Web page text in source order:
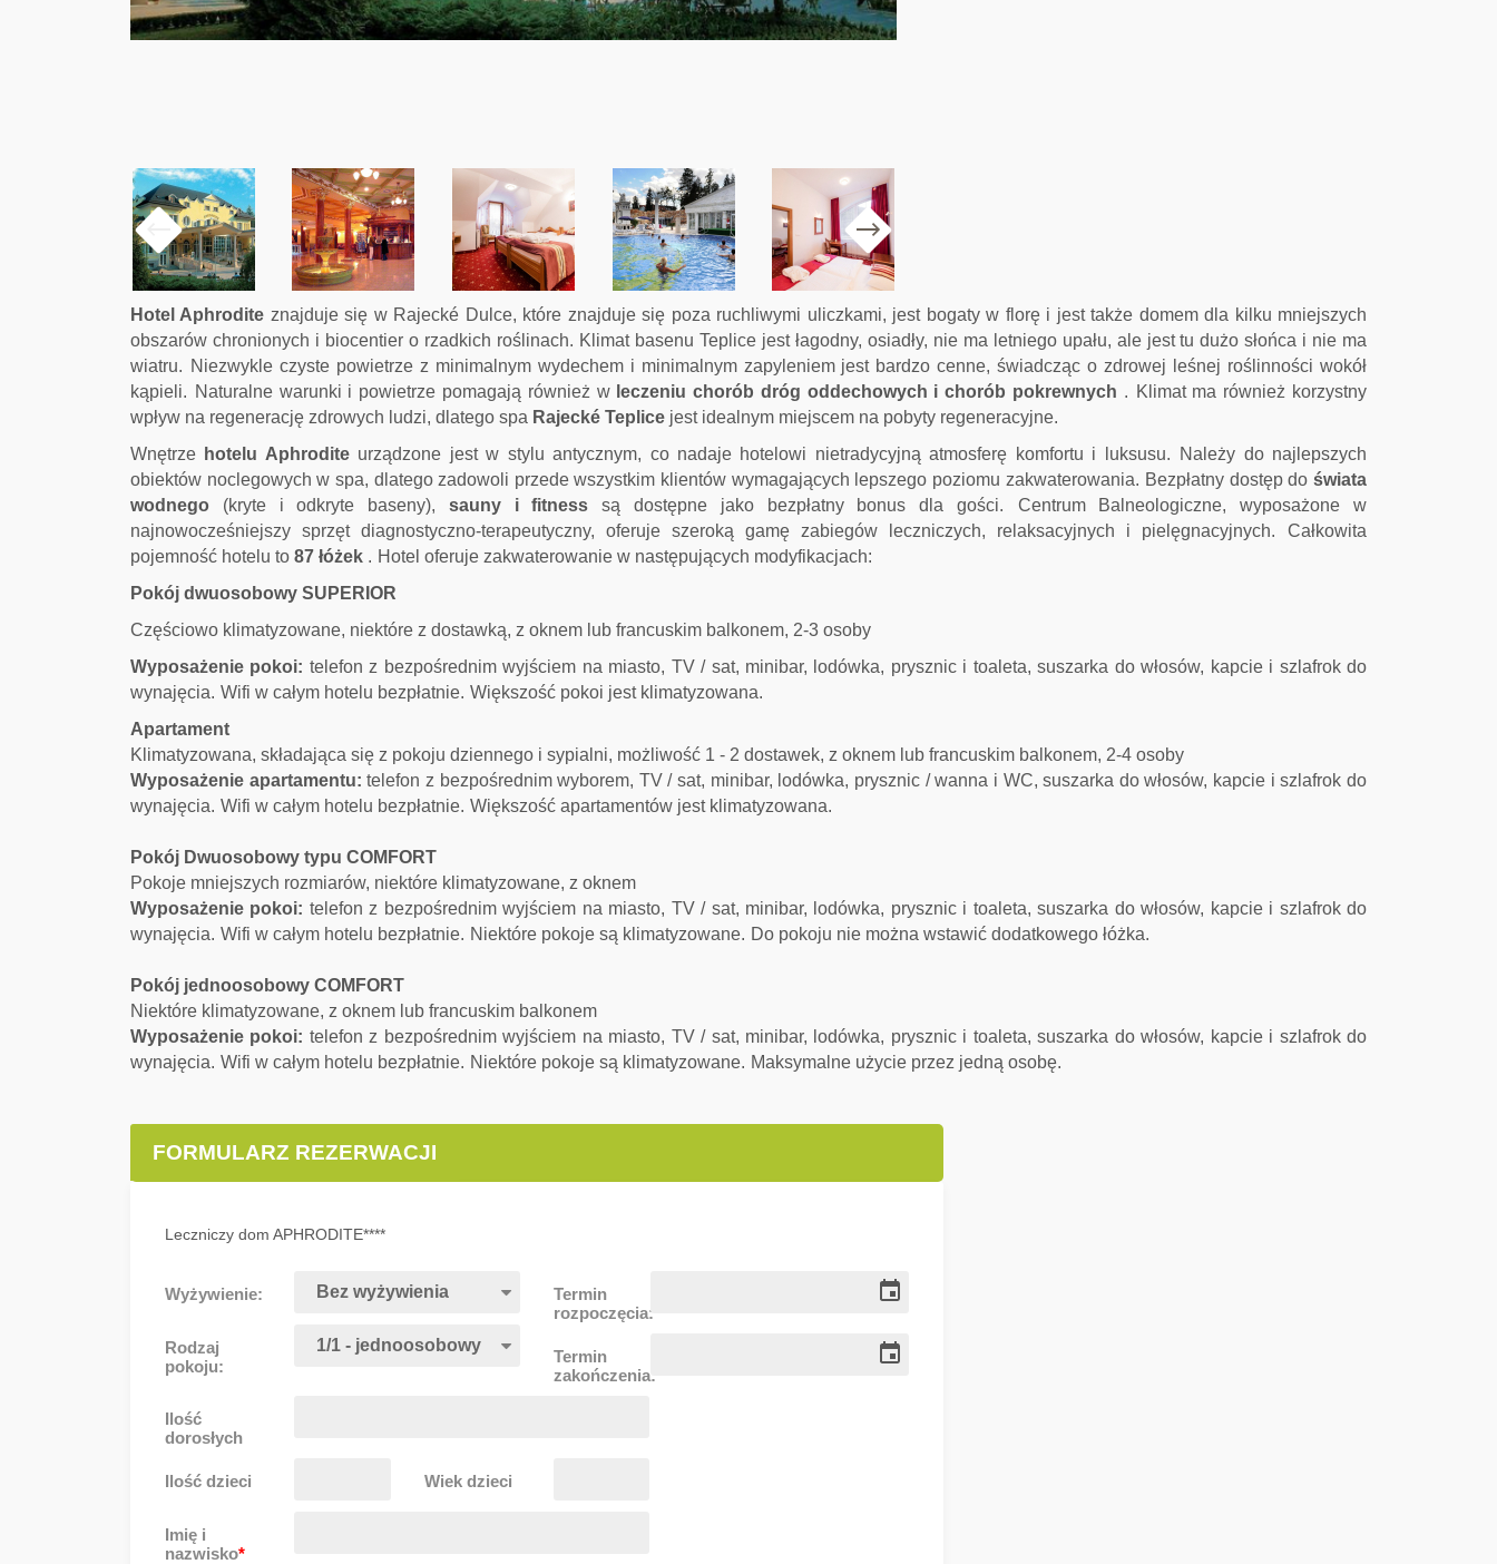
Hotel Aphrodite znajduje się w Rajecké Dulce, które znajduje się poza ruchliwymi uliczkami, jest bogaty w florę i jest także domem dla kilku mniejszych
obszarów chronionych i biocentier o rzadkich roślinach. Klimat basenu Teplice jest łagodny, osiadły, nie ma letniego upału, ale jest tu dużo słońca i nie ma
wiatru. Niezwykle czyste powietrze z minimalnym wydechem i minimalnym zapyleniem jest bardzo cenne, świadcząc o zdrowej leśnej roślinności wokół
kąpieli. Naturalne warunki i powietrze pomagają również w leczeniu chorób dróg oddechowych i chorób pokrewnych . Klimat ma również korzystny
wpływ na regenerację zdrowych ludzi, dlatego spa Rajecké Teplice jest idealnym miejscem na pobyty regeneracyjne.
Wnętrze hotelu Aphroditeurządzone jest w stylu antycznym, co nadaje hotelowi nietradycyjną atmosferę komfortu i luksusu.
Należy do najlepszych
obiektów noclegowych w spa, dlatego zadowoli przede wszystkim klientów wymagających lepszego poziomu zakwaterowania. Bezpłatny dostęp do świata
wodnego (kryte i odkryte baseny), sauny i fitness są dostępne jako bezpłatny bonus dla gości.
Centrum Balneologiczne, wyposażone w
najnowocześniejszy sprzęt diagnostyczno-terapeutyczny, oferuje szeroką gamę zabiegów leczniczych, relaksacyjnych i pielęgnacyjnych.
Całkowita
pojemność hotelu to 87 łóżek . Hotel oferuje zakwaterowanie w następujących modyfikacjach:
Pokój dwuosobowy SUPERIOR
Częściowo klimatyzowane, niektóre z dostawką, z oknem lub francuskim balkonem, 2-3 osoby
Wyposażenie pokoi: telefon z bezpośrednim wyjściem na miasto, TV / sat, minibar, lodówka, prysznic i toaleta, suszarka do włosów, kapcie i szlafrok do
wynajęcia. Wifi w całym hotelu bezpłatnie. Większość pokoi jest klimatyzowana.
Apartament
Klimatyzowana, składająca się z pokoju dziennego i sypialni, możliwość 1 - 2 dostawek, z oknem lub francuskim balkonem, 2-4 osoby
Wyposażenie apartamentu: telefon z bezpośrednim wyborem, TV / sat, minibar, lodówka, prysznic / wanna i WC, suszarka do włosów, kapcie i szlafrok do
wynajęcia. Wifi w całym hotelu bezpłatnie. Większość apartamentów jest klimatyzowana.
Pokój Dwuosobowy typu COMFORT
Pokoje mniejszych rozmiarów, niektóre klimatyzowane, z oknem
Wyposażenie pokoi: telefon z bezpośrednim wyjściem na miasto, TV / sat, minibar, lodówka, prysznic i toaleta, suszarka do włosów, kapcie i szlafrok do
wynajęcia. Wifi w całym hotelu bezpłatnie. Niektóre pokoje są klimatyzowane. Do pokoju nie można wstawić dodatkowego łóżka.
Pokój jednoosobowy COMFORT
Niektóre klimatyzowane, z oknem lub francuskim balkonem
Wyposażenie pokoi: telefon z bezpośrednim wyjściem na miasto, TV / sat, minibar, lodówka, prysznic i toaleta, suszarka do włosów, kapcie i szlafrok do
wynajęcia. Wifi w całym hotelu bezpłatnie. Niektóre pokoje są klimatyzowane. Maksymalne użycie przez jedną osobę.
FORMULARZ REZERWACJI
Leczniczy dom APHRODITE****
Wyżywienie:
Rodzaj
pokoju:
Termin
rozpoczęcia:
Termin
zakończenia:
Ilość
dorosłych
Ilość dzieci Wiek dzieci
Imię i
nazwisko*